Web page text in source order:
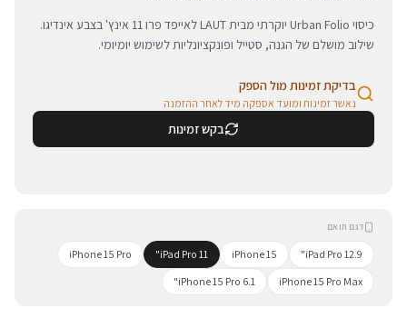
כיסוי Urban Folio יוקרתי מבית LAUT לאייפד פרו 11 אינץ' בצבע אינדיגו.
שילוב מושלם של הגנה, סטייל ופונקציונליות לשימוש יומיומי.
בדיקת זמינות מול הספק
נאשר זמינות ומועד אספקה מיד לאחר ההזמנה
בקש זמינות
דגם תואם
iPad Pro 12.9"
iPhone 15
iPad Pro 11"
iPhone 15 Pro
iPhone 15 Pro Max
iPhone 15 Pro 6.1"